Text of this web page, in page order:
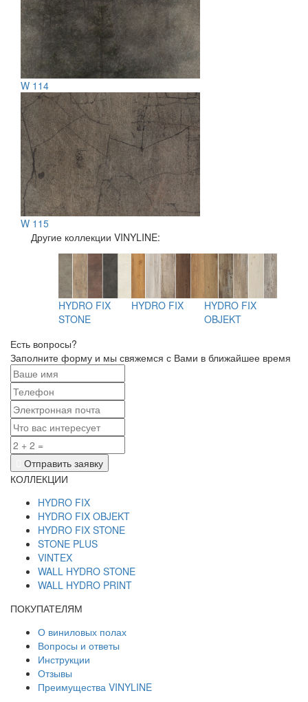
W 114
W 115
Другие коллекции VINYLINE:
HYDRO FIX
STONE
HYDRO FIX
HYDRO FIX
OBJEKT
Есть вопросы?
Заполните форму и мы свяжемся с Вами в ближайшее время
Отправить заявку
КОЛЛЕКЦИИ
HYDRO FIX
HYDRO FIX OBJEKT
HYDRO FIX STONE
STONE PLUS
VINTEX
WALL HYDRO STONE
WALL HYDRO PRINT
ПОКУПАТЕЛЯМ
О виниловых полах
Вопросы и ответы
Инструкции
Отзывы
Преимущества VINYLINE